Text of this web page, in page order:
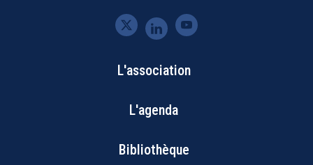
Bottom
Footer
Menu
L'association
L'agenda
Bibliothèque